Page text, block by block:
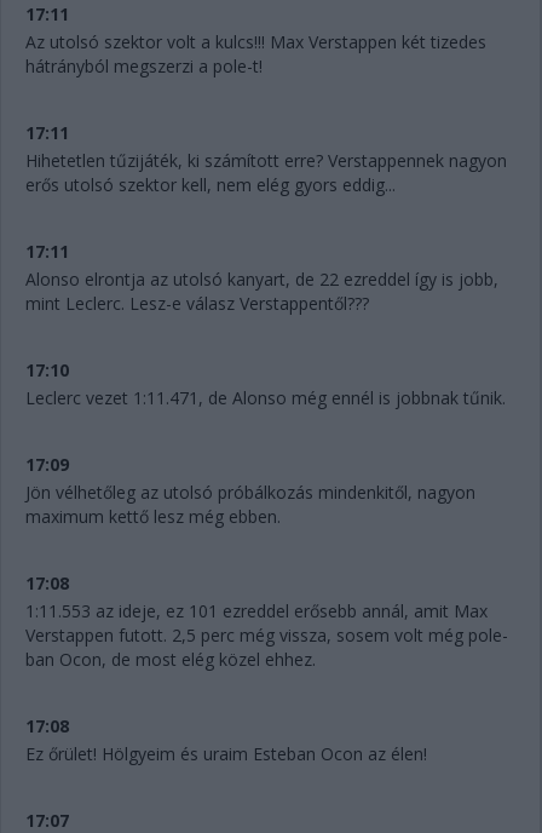
17:11
Az utolsó szektor volt a kulcs!!! Max Verstappen két tizedes
hátrányból megszerzi a pole-t!
17:11
Hihetetlen tűzijáték, ki számított erre? Verstappennek nagyon
erős utolsó szektor kell, nem elég gyors eddig...
17:11
Alonso elrontja az utolsó kanyart, de 22 ezreddel így is jobb,
mint Leclerc. Lesz-e válasz Verstappentől???
17:10
Leclerc vezet 1:11.471, de Alonso még ennél is jobbnak tűnik.
17:09
Jön vélhetőleg az utolsó próbálkozás mindenkitől, nagyon
maximum kettő lesz még ebben.
17:08
1:11.553 az ideje, ez 101 ezreddel erősebb annál, amit Max
Verstappen futott. 2,5 perc még vissza, sosem volt még pole-
ban Ocon, de most elég közel ehhez.
17:08
Ez őrület! Hölgyeim és uraim Esteban Ocon az élen!
17:07